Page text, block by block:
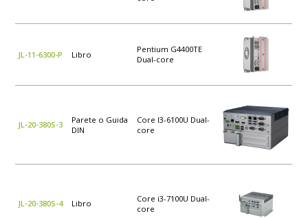
JL-11-6300-P Libro
Pentium G4400TE
Dual-core
JL-20-380S-3
Parete o Guida
DIN
Core I3-6100U Dual-
core
JL-20-380S-4 Libro
Core i3-7100U Dual-
core